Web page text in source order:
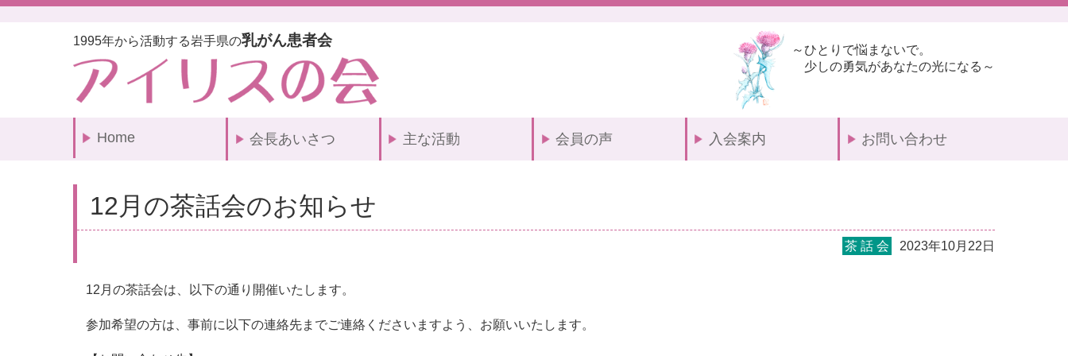
1995年から活動する岩手県の乳がん患者会
～ひとりで悩まないで。
少しの勇気があなたの光になる～
Home 会長あいさつ 主な活動 会員の声 入会案内 お問い合わせ
12月の茶話会のお知らせ
茶 話 会 2023年10月22日
12月の茶話会は、以下の通り開催いたします。
参加希望の方は、事前に以下の連絡先までご連絡くださいますよう、お願いいたします。